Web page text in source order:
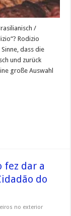
/
Rodizio
dass die
und zurück
große Auswahl
fez dar a
do
no exterior